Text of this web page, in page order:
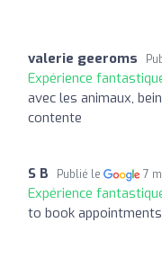
valerie geeroms
Expérience
avec les animaux,
contente
S B Publié le 7
Expérience
to book